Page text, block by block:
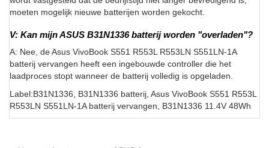
moeten mogelijk nieuwe batterijen worden gekocht.
V: Kan mijn ASUS B31N1336 batterij worden "overladen"?
A: Nee, de Asus VivoBook S551 R553L R553LN S551LN-1A
batterij vervangen heeft een ingebouwde controller die het
laadproces stopt wanneer de batterij volledig is opgeladen.
Label:B31N1336, B31N1336 batterij, Asus VivoBook S551 R553L
R553LN S551LN-1A batterij vervangen, B31N1336 11.4V 48Wh